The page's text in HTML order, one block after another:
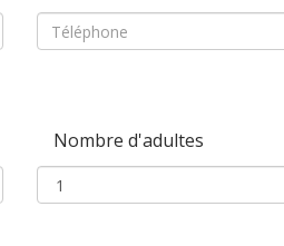
Nombre d'adultes